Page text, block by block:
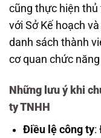
cũng thực hiện
với Sở Kế hoạch
danh sách thành
cơ quan chức
Những lưu ý khi
ty TNHH
Điều lệ công ty: